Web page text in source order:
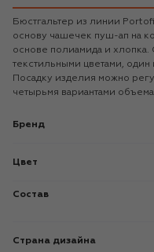
Бюстгальтер из линии
основу чашечек пуш-ап на
основе полиамида и
текстильными цветами,
Посадку изделия можно
четырьмя вариантами
Бренд
Цвет
Состав
Страна дизайна